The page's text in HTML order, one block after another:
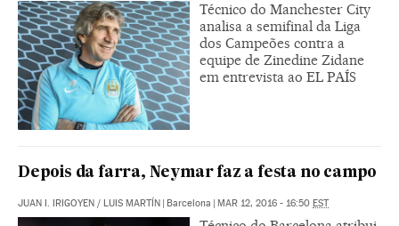
Técnico do Manchester City
analisa a semifinal da Liga
dos Campeões contra a
equipe de Zinedine Zidane
em entrevista ao EL PAÍS
Depois da farra, Neymar faz a festa no campo
JUAN I. IRIGOYEN / LUIS MARTÍN | Barcelona | MAR 12, 2016 - 16:50 EST